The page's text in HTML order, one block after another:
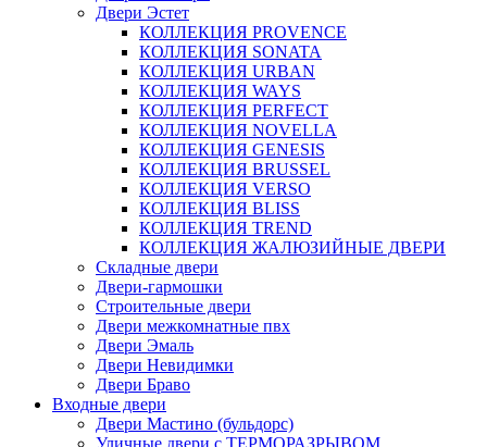
Двери Эстет
КОЛЛЕКЦИЯ PROVENCE
КОЛЛЕКЦИЯ SONATA
КОЛЛЕКЦИЯ URBAN
КОЛЛЕКЦИЯ WAYS
КОЛЛЕКЦИЯ PERFECT
КОЛЛЕКЦИЯ NOVELLA
КОЛЛЕКЦИЯ GENESIS
КОЛЛЕКЦИЯ BRUSSEL
КОЛЛЕКЦИЯ VERSO
КОЛЛЕКЦИЯ BLISS
КОЛЛЕКЦИЯ TREND
КОЛЛЕКЦИЯ ЖАЛЮЗИЙНЫЕ ДВЕРИ
Складные двери
Двери-гармошки
Строительные двери
Двери межкомнатные пвх
Двери Эмаль
Двери Невидимки
Двери Браво
Входные двери
Двери Мастино (бульдорс)
Уличные двери с ТЕРМОРАЗРЫВОМ